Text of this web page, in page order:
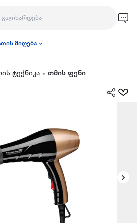
მიღება
ტექნიკა თმის ფენი